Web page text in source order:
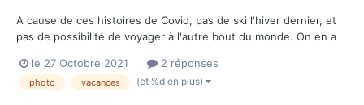
A cause de ces histoires de Covid, pas de ski l'hiver dernier, et
pas de possibilité de voyager à l'autre bout du monde. On en a
octobre. L'occasion de découvrir les paysages qui se déclinent
au gré des saisons. Station...
le 27 Octobre 2021 2 réponses
photo vacances (et %d en plus)